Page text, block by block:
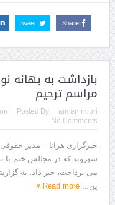
Share
Tweet
بازداشت به بهانه
مراسم ترحیم
Posted By: arman nouri
on:
No Comments
خبرگزاری هرانا – مدیر
شهروند که در مجالس ختم با
می‌ پرداخت، خبر داد. به
پن... Read more